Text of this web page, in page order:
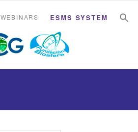
WEBINARS ESMS SYSTEM